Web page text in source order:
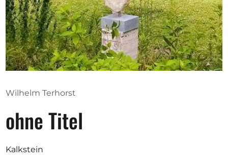
Ausschreibungen
Mitglied werden
Spenden
Help
Wilhelm Terhorst
ohne Titel
Kalkstein